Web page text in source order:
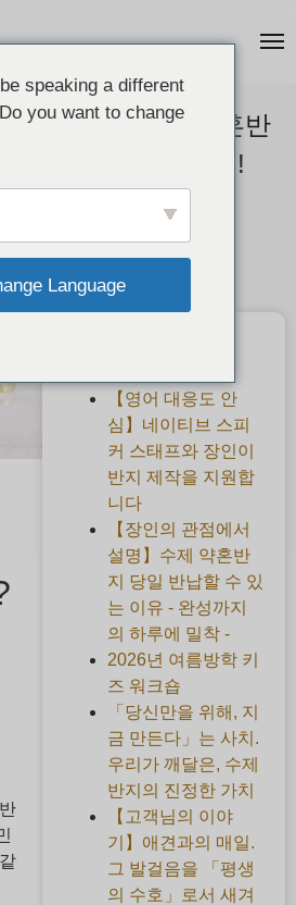
맞는 소재는? 결혼반
천하는 재료는 이것!
【영어 대응도 안
심】네이티브 스피
커 스태프와 장인이
반지 제작을 지원합
니다
【장인의 관점에서
설명】수제 약혼반
지 당일 반납할 수 있
는 이유 - 완성까지
의 하루에 밀착 -
2026년 여름방학 키
즈 워크숍
「당신만을 위해, 지
금 만든다」는 사치.
우리가 깨달은, 수제
반지의 진정한 가치
【고객님의 이야
기】애견과의 매일.
그 발걸음을 「평생
의 수호」로서 새겨
speaking a different
you want to change
Language